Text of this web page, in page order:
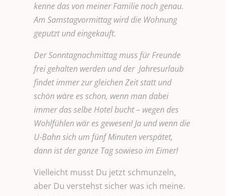
kenne das von meiner Familie noch genau.
Am Samstagvormittag wird die Wohnung
geputzt und eingekauft.
Der Sonntagnachmittag muss für Freunde
frei gehalten werden und der Jahresurlaub
findet immer zur gleichen Zeit statt und
schön wäre es schon, wenn man dabei
immer das selbe Hotel bucht – wegen des
Wohlfühlen wär es gewesen! Ja und wenn die
U-Bahn sich um fünf Minuten verspätet,
dann ist der ganze Tag sowieso im Eimer!
Vielleicht musst Du jetzt schmunzeln,
aber Du verstehst sicher was ich meine.